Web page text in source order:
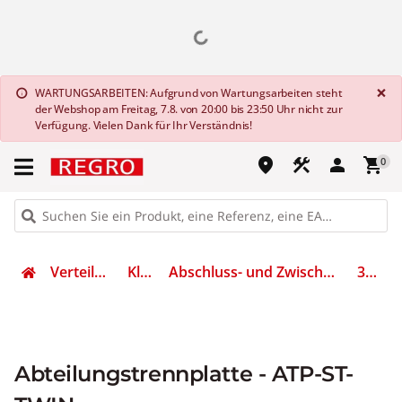
info WARTUNGSARBEITEN: Aufgrund von Wartungsarbeiten steht
der Webshop am Freitag, 7.8. von 20:00 bis 23:50 Uhr nicht zur
Verfügung. Vielen Dank für Ihr Verständnis!
×
place construction person shopping_cart0
Verteilen & Sichern Klemmen Abschluss- und Zwischenplatte für Reihenklemme 3030789
Abteilungstrennplatte - ATP-ST-